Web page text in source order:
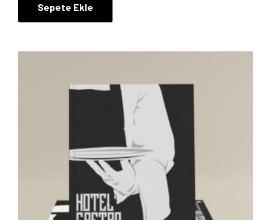
Sepete Ekle